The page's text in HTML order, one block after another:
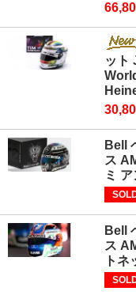
ット
Bell
ス
ミ
Bell
ス
トネ